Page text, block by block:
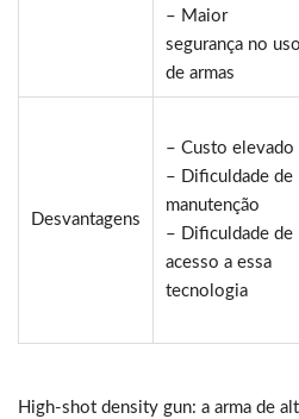
– Maior
segurança no uso
de armas
Desvantagens
– Custo elevado
– Dificuldade de
manutenção
– Dificuldade de
acesso a essa
tecnologia
High-shot density gun: a arma de